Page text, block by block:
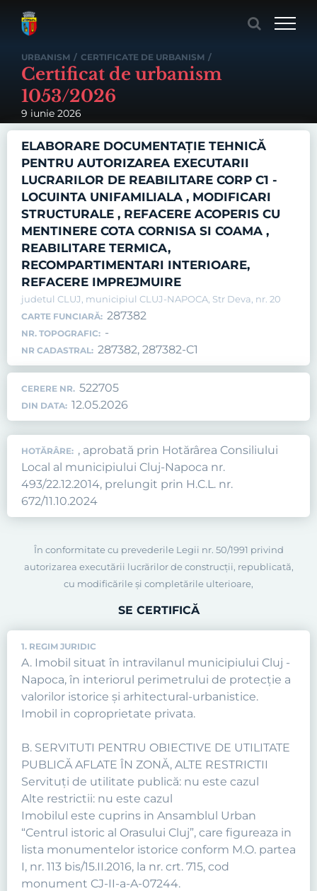
URBANISM / CERTIFICATE DE URBANISM /
Certificat de urbanism
1053/2026
9 iunie 2026
ELABORARE DOCUMENTAȚIE TEHNICĂ
PENTRU AUTORIZAREA EXECUTARII
LUCRARILOR DE REABILITARE CORP C1 -
LOCUINTA UNIFAMILIALA , MODIFICARI
STRUCTURALE , REFACERE ACOPERIS CU
MENTINERE COTA CORNISA SI COAMA ,
REABILITARE TERMICA,
RECOMPARTIMENTARI INTERIOARE,
REFACERE IMPREJMUIRE
judetul CLUJ, municipiul CLUJ-NAPOCA, Str Deva, nr. 20
CARTE FUNCIARĂ: 287382
NR. TOPOGRAFIC: -
NR CADASTRAL: 287382, 287382-C1
CERERE NR. 522705
DIN DATA: 12.05.2026
HOTĂRÂRE: , aprobată prin Hotărârea Consiliului
Local al municipiului Cluj-Napoca nr.
493/22.12.2014, prelungit prin H.C.L. nr.
672/11.10.2024
În conformitate cu prevederile Legii nr. 50/1991 privind
autorizarea executării lucrărilor de construcţii, republicată,
cu modificările şi completările ulterioare,
SE CERTIFICĂ
1. REGIM JURIDIC
A. Imobil situat în intravilanul municipiului Cluj -
Napoca, în interiorul perimetrului de protecţie a
valorilor istorice şi arhitectural-urbanistice.
Imobil in coproprietate privata.
B. SERVITUTI PENTRU OBIECTIVE DE UTILITATE
PUBLICĂ AFLATE ÎN ZONĂ, ALTE RESTRICTII
Servituţi de utilitate publică: nu este cazul
Alte restrictii: nu este cazul
Imobilul este cuprins in Ansamblul Urban
“Centrul istoric al Orasului Cluj”, care figureaza in
lista monumentelor istorice conform M.O. partea
I, nr. 113 bis/15.II.2016, la nr. crt. 715, cod
monument CJ-II-a-A-07244.